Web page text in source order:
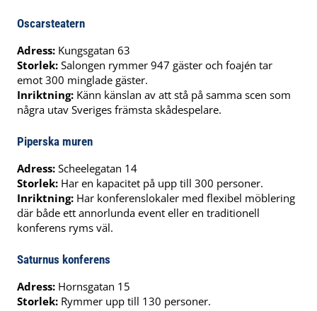
Oscarsteatern
Adress: Kungsgatan 63
Storlek: Salongen rymmer 947 gäster och foajén tar
emot 300 minglade gäster.
Inriktning: Känn känslan av att stå på samma scen som
några utav Sveriges främsta skådespelare.
Piperska muren
Adress: Scheelegatan 14
Storlek: Har en kapacitet på upp till 300 personer.
Inriktning: Har konferenslokaler med flexibel möblering
där både ett annorlunda event eller en traditionell
konferens ryms väl.
Saturnus konferens
Adress: Hornsgatan 15
Storlek: Rymmer upp till 130 personer.